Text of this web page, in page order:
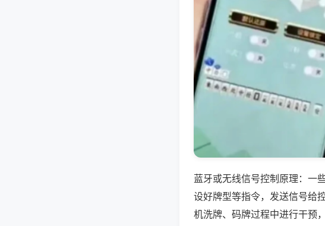
蓝牙或无线信号控制原理：一
设好牌型等指令，发送信号给
机洗牌、码牌过程中进行干预